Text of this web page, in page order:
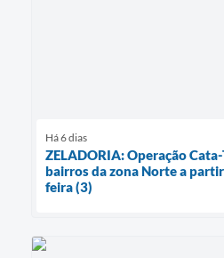
Há 6 dias
ZELADORIA: Operação
bairros da zona Norte a
feira (3)